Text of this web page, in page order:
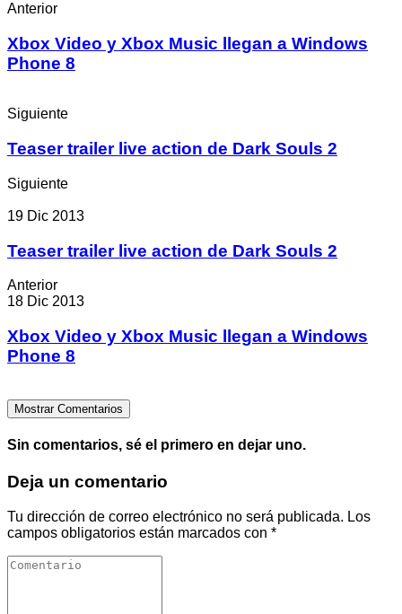
Anterior
Xbox Video y Xbox Music llegan a Windows
Phone 8
Siguiente
Teaser trailer live action de Dark Souls 2
Siguiente
19 Dic 2013
Teaser trailer live action de Dark Souls 2
Anterior
18 Dic 2013
Xbox Video y Xbox Music llegan a Windows
Phone 8
Mostrar Comentarios
Sin comentarios, sé el primero en dejar uno.
Deja un comentario
Tu dirección de correo electrónico no será publicada. Los
campos obligatorios están marcados con *